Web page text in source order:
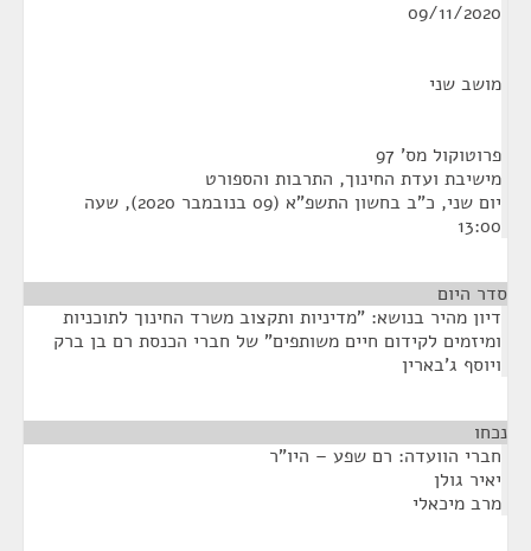
09/11/2020
מושב שני
פרוטוקול מס' 97
מישיבת ועדת החינוך, התרבות והספורט
יום שני, כ"ב בחשון התשפ"א (09 בנובמבר 2020), שעה
13:00
סדר היום
דיון מהיר בנושא: "מדיניות ותקצוב משרד החינוך לתוכניות
ומיזמים לקידום חיים משותפים" של חברי הכנסת רם בן ברק
ויוסף ג'בארין
נכחו
חברי הוועדה: רם שפע – היו"ר
יאיר גולן
מרב מיכאלי